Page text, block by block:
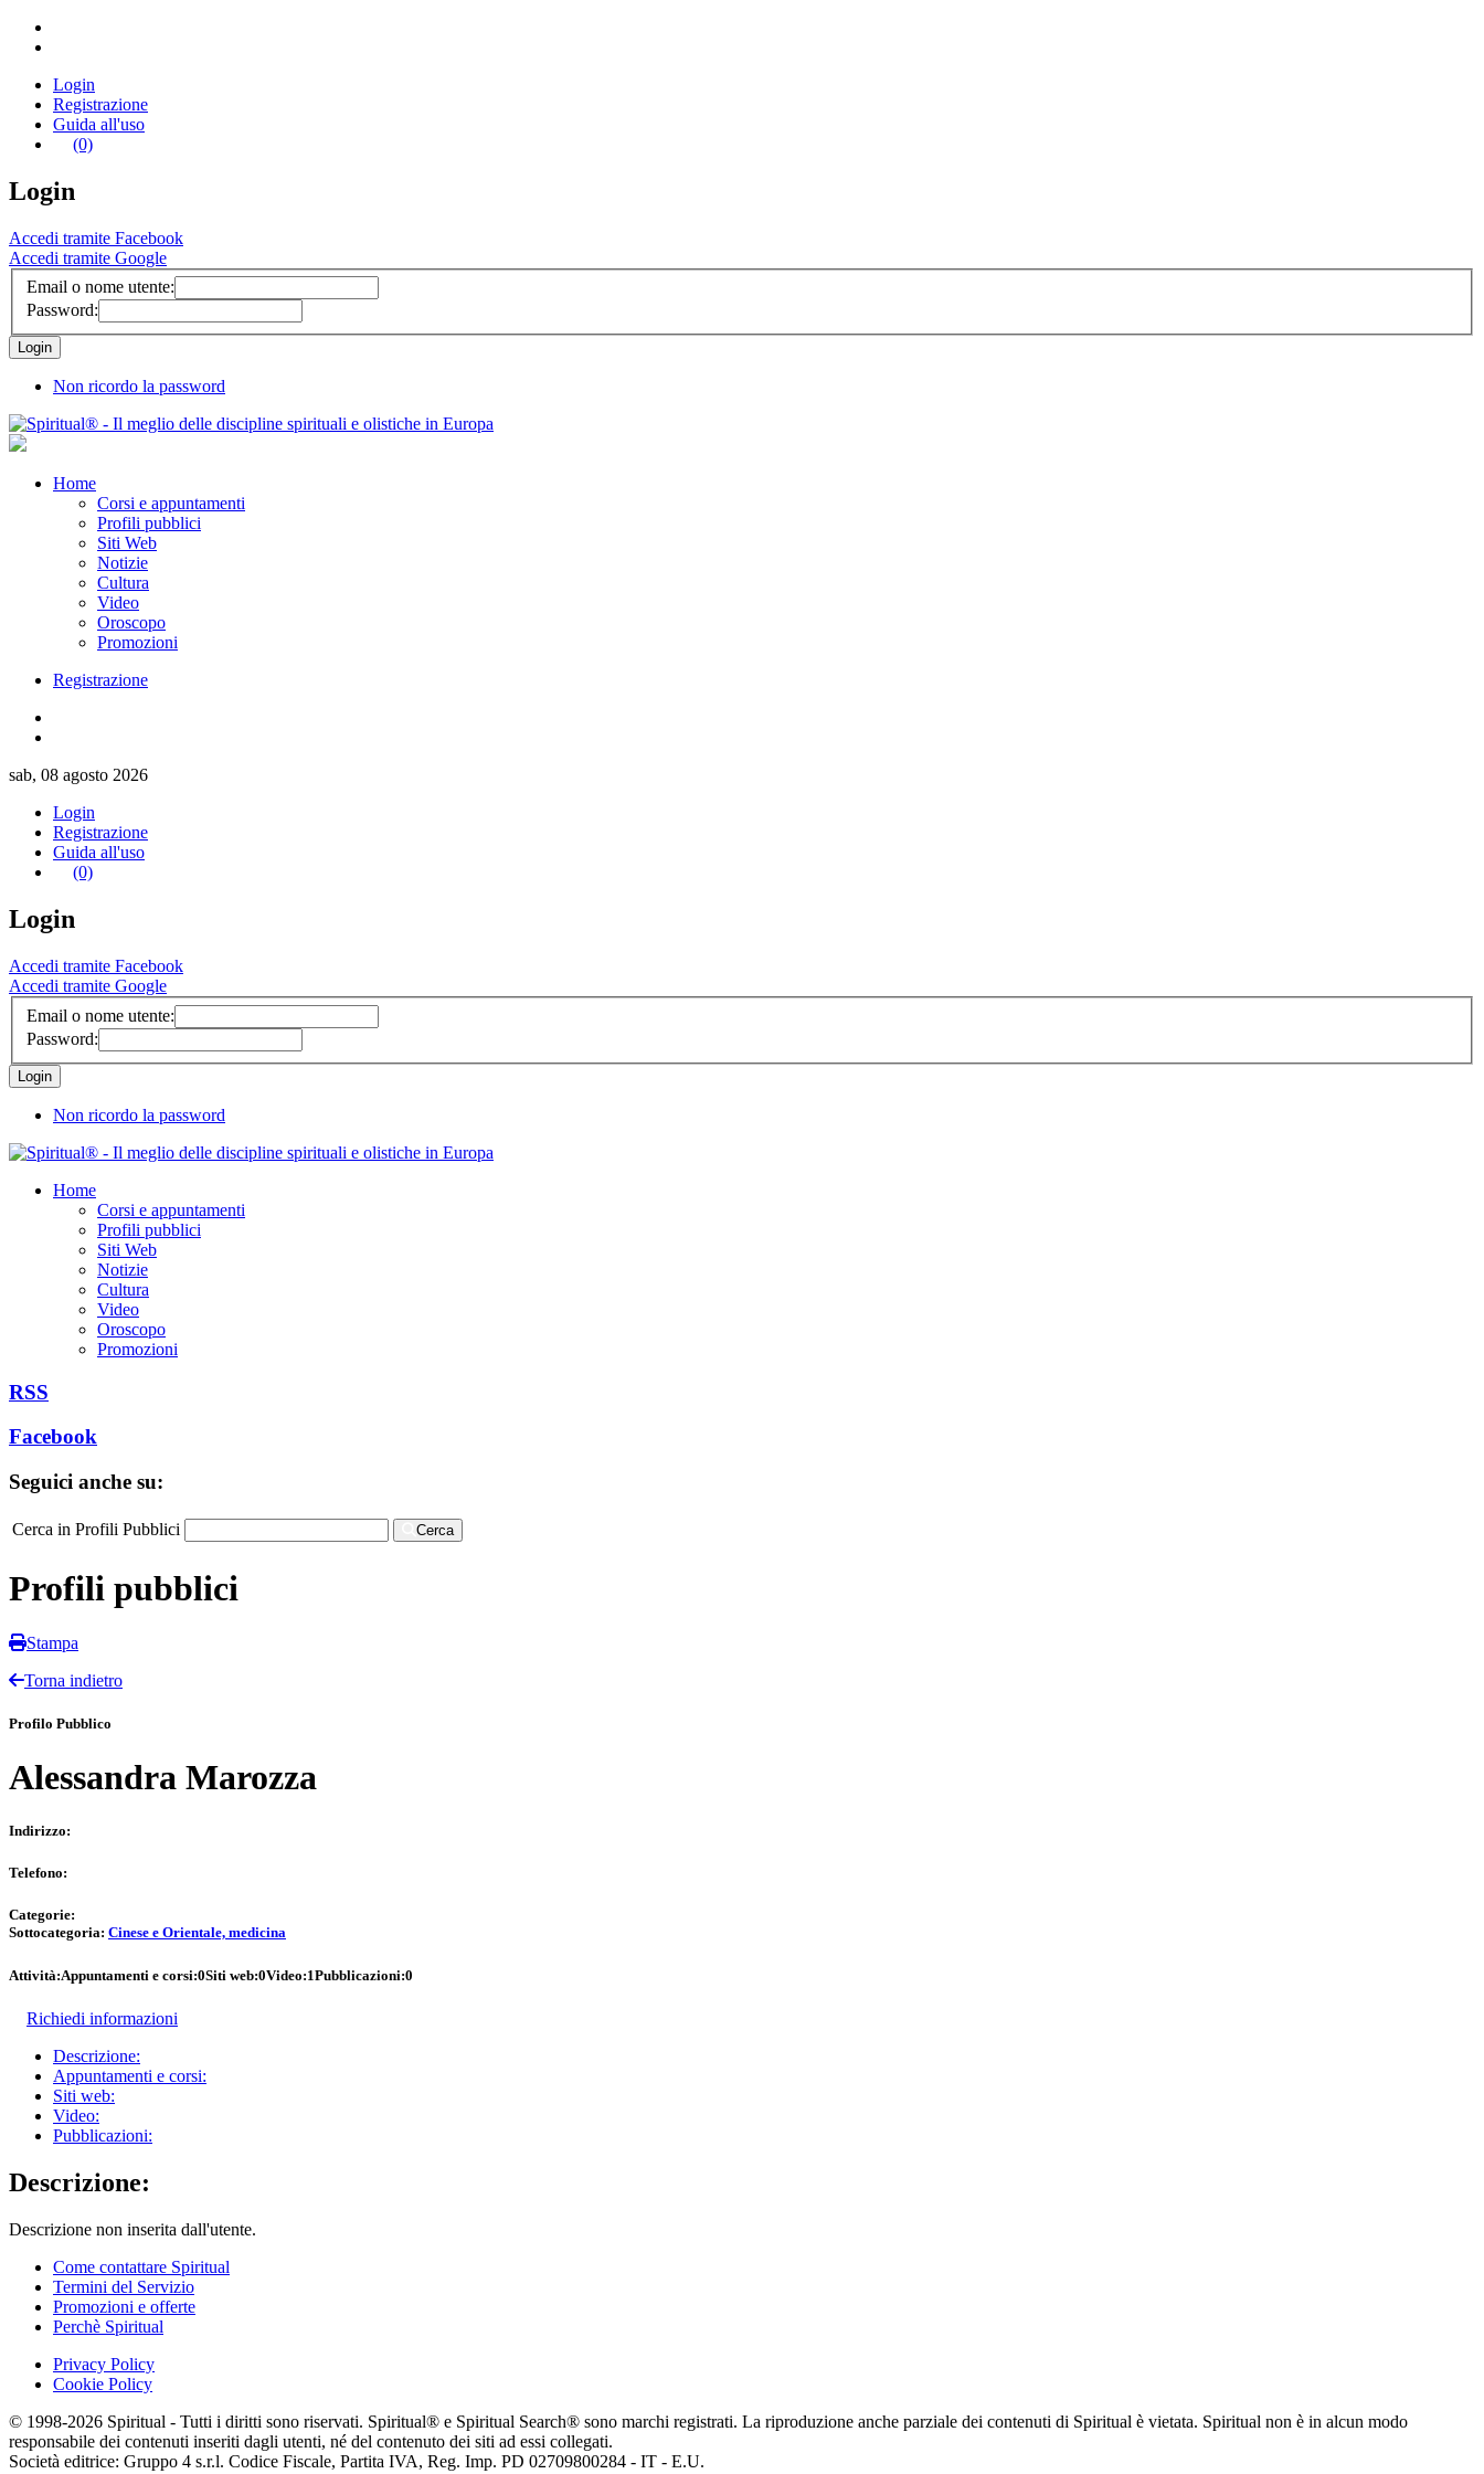
Login
Registrazione
Guida all'uso
(0)
Login
Accedi tramite Facebook
Accedi tramite Google
Email o nome utente:
Password:
Non ricordo la password
Home
Corsi e appuntamenti
Profili pubblici
Siti Web
Notizie
Cultura
Video
Oroscopo
Promozioni
Registrazione
sab, 08 agosto 2026
Login
Registrazione
Guida all'uso
(0)
Login
Accedi tramite Facebook
Accedi tramite Google
Email o nome utente:
Password:
Non ricordo la password
Home
Corsi e appuntamenti
Profili pubblici
Siti Web
Notizie
Cultura
Video
Oroscopo
Promozioni
RSS
Facebook
Seguici anche su:
Cerca in Profili Pubblici Cerca
Profili pubblici
Stampa
Torna indietro
Profilo Pubblico
Alessandra Marozza
Indirizzo:
Telefono:
Categorie:
Sottocategoria: Cinese e Orientale, medicina
Attività:Appuntamenti e corsi:0Siti web:0Video:1Pubblicazioni:0
Richiedi informazioni
Descrizione:
Appuntamenti e corsi:
Siti web:
Video:
Pubblicazioni:
Descrizione:
Descrizione non inserita dall'utente.
Come contattare Spiritual
Termini del Servizio
Promozioni e offerte
Perchè Spiritual
Privacy Policy
Cookie Policy
© 1998-2026 Spiritual - Tutti i diritti sono riservati. Spiritual® e Spiritual Search® sono marchi registrati. La riproduzione anche parziale dei contenuti di Spiritual è vietata. Spiritual non è in alcun modo
responsabile dei contenuti inseriti dagli utenti, né del contenuto dei siti ad essi collegati.
Società editrice: Gruppo 4 s.r.l. Codice Fiscale, Partita IVA, Reg. Imp. PD 02709800284 - IT - E.U.